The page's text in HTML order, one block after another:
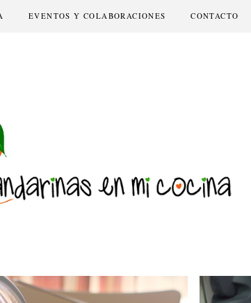
EVENTOS Y COLABORACIONES CONTACTO